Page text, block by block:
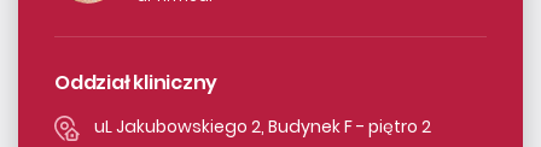
Oddział kliniczny
uL Jakubowskiego 2, Budynek F - piętro 2